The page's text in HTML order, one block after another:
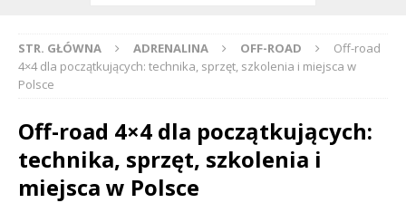
STR. GŁÓWNA ADRENALINA OFF-ROAD
Off-road
4×4 dla początkujących: technika, sprzęt, szkolenia i miejsca w
Polsce
Off-road 4×4 dla początkujących:
technika, sprzęt, szkolenia i
miejsca w Polsce